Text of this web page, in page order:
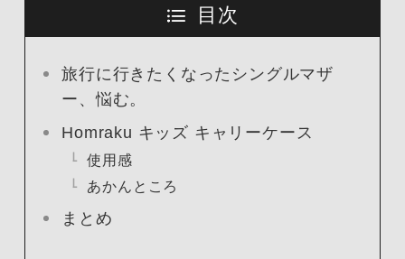
目次
旅行に行きたくなったシングルマザ
ー、悩む。
Homraku キッズ キャリーケース
使用感
あかんところ
まとめ